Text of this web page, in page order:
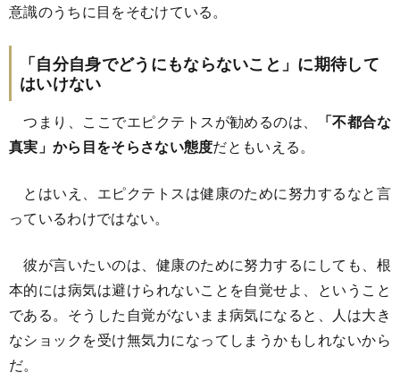
意識のうちに目をそむけている。
「自分自身でどうにもならないこと」に期待して
はいけない
つまり、ここでエピクテトスが勧めるのは、
「不都合な
真実」から目をそらさない態度だともいえる。
とはいえ、エピクテトスは健康のために努力するなと言
っているわけではない。
彼が言いたいのは、健康のために努力するにしても、根
本的には病気は避けられないことを自覚せよ、ということ
である。そうした自覚がないまま病気になると、人は大き
なショックを受け無気力になってしまうかもしれないから
だ。